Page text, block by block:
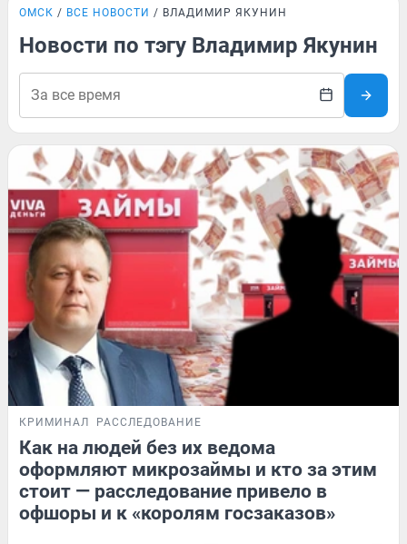
ОМСК ВСЕ НОВОСТИ ВЛАДИМИР ЯКУНИН
Новости по тэгу Владимир Якунин
КРИМИНАЛ РАССЛЕДОВАНИЕ
Как на людей без их ведома
оформляют микрозаймы и кто за этим
стоит — расследование привело в
офшоры и к «королям госзаказов»